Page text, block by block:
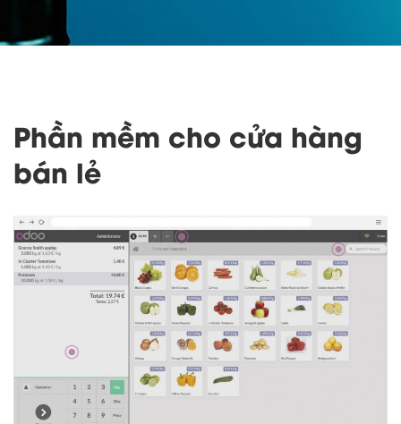
Phần mềm cho cửa hàng
bán lẻ